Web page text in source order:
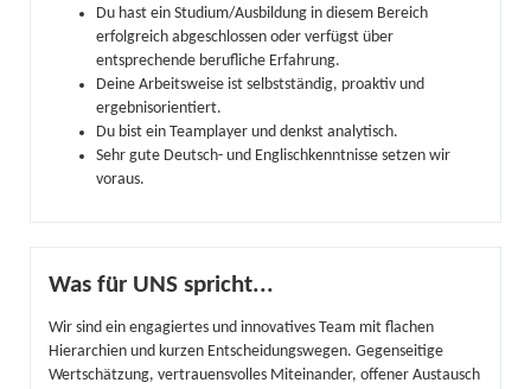
Du hast ein Studium/Ausbildung in diesem Bereich
erfolgreich abgeschlossen oder verfügst über
entsprechende berufliche Erfahrung.
Deine Arbeitsweise ist selbstständig, proaktiv und
ergebnisorientiert.
Du bist ein Teamplayer und denkst analytisch.
Sehr gute Deutsch- und Englischkenntnisse setzen wir
voraus.
Was für UNS spricht...
Wir sind ein engagiertes und innovatives Team mit flachen
Hierarchien und kurzen Entscheidungswegen. Gegenseitige
Wertschätzung, vertrauensvolles Miteinander, offener Austausch